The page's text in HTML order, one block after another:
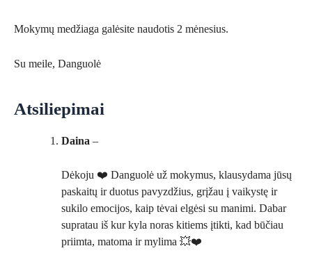
Mokymų medžiaga galėsite naudotis 2 mėnesius.
Su meile, Danguolė
Atsiliepimai
Daina –
Dėkoju ❤️ Danguolė už mokymus, klausydama jūsų
paskaitų ir duotus pavyzdžius, grįžau į vaikystę ir
sukilo emocijos, kaip tėvai elgėsi su manimi. Dabar
supratau iš kur kyla noras kitiems įtikti, kad būčiau
priimta, matoma ir mylima 💥❤️